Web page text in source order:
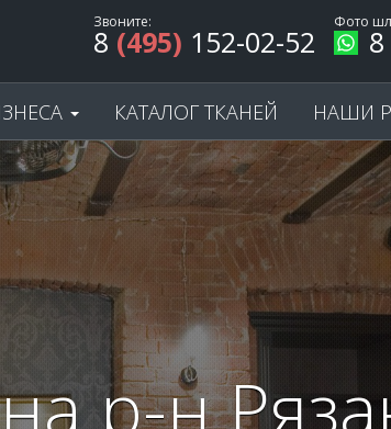
Звоните:
8 (495) 152-02-52
Фото
8
КАТАЛОГ ТКАНЕЙ НАШИ
р-н